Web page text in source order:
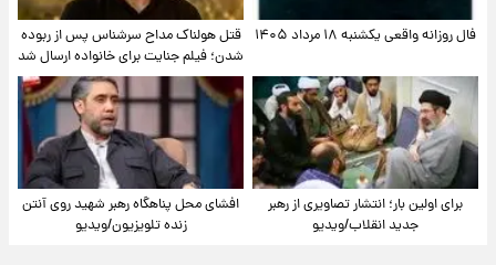
فال روزانه واقعی یکشنبه ۱۸ مرداد ۱۴۰۵
قتل هولناک مداح سرشناس پس از ربوده
شدن؛ فیلم جنایت برای خانواده ارسال شد
برای اولین بار؛ انتشار تصاویری از رهبر
جدید انقلاب/ویدیو
افشای محل پناهگاه‌ رهبر شهید روی آنتن
زنده تلویزیون/ویدیو